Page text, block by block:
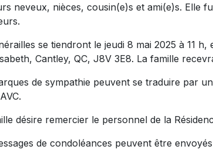
neveux, nièces, cousin(e)s et ami(e)s. Elle
se tiendront le jeudi 8 mai 2025 à 11 h,
Cantley, QC, J8V 3E8. La famille
de sympathie peuvent se traduire par
désire remercier le personnel de la
de condoléances peuvent être